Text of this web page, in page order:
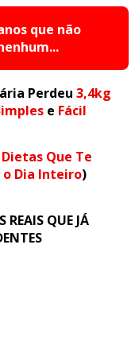
que não
Perdeu 3,4kg
e Fácil
Que Te
o Dia Inteiro)
REAIS QUE JÁ